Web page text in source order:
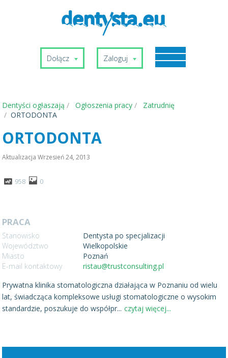
Dołącz Zaloguj
Dentyści ogłaszają Ogłoszenia pracy
Zatrudnię
ORTODONTA
ORTODONTA
Aktualizacja Wrzesień 24, 2013
958 0
PRACA
Stanowisko
Dentysta po specjalizacji
Województwo
Wielkopolskie
Miasto
Poznań
E-mail kontaktowy
ristau@trustconsulting.pl
Prywatna klinika stomatologiczna działająca w Poznaniu od wielu
lat, świadcząca kompleksowe usługi stomatologiczne o wysokim
standardzie, poszukuje do współpr... czytaj więcej...